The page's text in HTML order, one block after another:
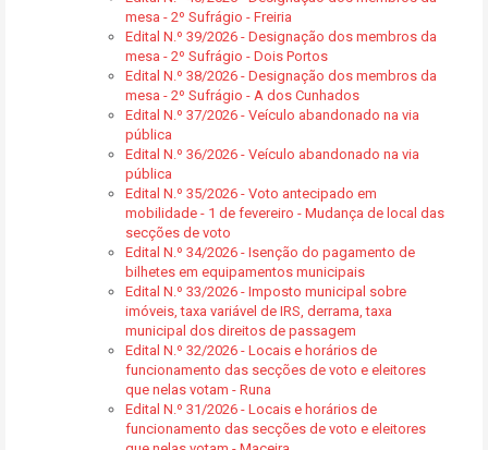
mesa - 2º Sufrágio - Freiria
Edital N.º 39/2026 - Designação dos membros da
mesa - 2º Sufrágio - Dois Portos
Edital N.º 38/2026 - Designação dos membros da
mesa - 2º Sufrágio - A dos Cunhados
Edital N.º 37/2026 - Veículo abandonado na via
pública
Edital N.º 36/2026 - Veículo abandonado na via
pública
Edital N.º 35/2026 - Voto antecipado em
mobilidade - 1 de fevereiro - Mudança de local das
secções de voto
Edital N.º 34/2026 - Isenção do pagamento de
bilhetes em equipamentos municipais
Edital N.º 33/2026 - Imposto municipal sobre
imóveis, taxa variável de IRS, derrama, taxa
municipal dos direitos de passagem
Edital N.º 32/2026 - Locais e horários de
funcionamento das secções de voto e eleitores
que nelas votam - Runa
Edital N.º 31/2026 - Locais e horários de
funcionamento das secções de voto e eleitores